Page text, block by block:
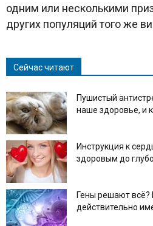
одним или несколькими
других популяций того же
Сейчас читают
Пушистый
наше здоровье, и
Инструкция к
здоровым до
Гены решают всё?
действительно